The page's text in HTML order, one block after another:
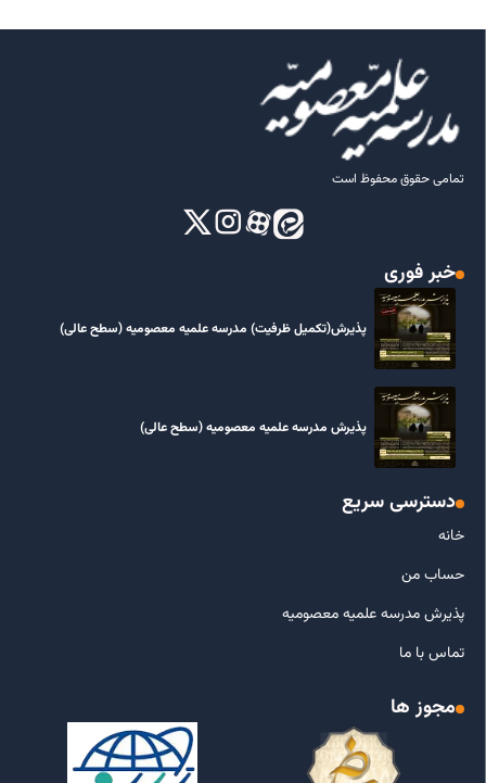
تمامی حقوق محفوظ است
خبر فوری
پذیرش(تکمیل ظرفیت) مدرسه علمیه معصومیه‌ (سطح عالی)
پذیرش مدرسه علمیه معصومیه‌ (سطح عالی)
دسترسی سریع
خانه
حساب من
پذیرش مدرسه علمیه معصومیه
تماس با ما
مجوز ها